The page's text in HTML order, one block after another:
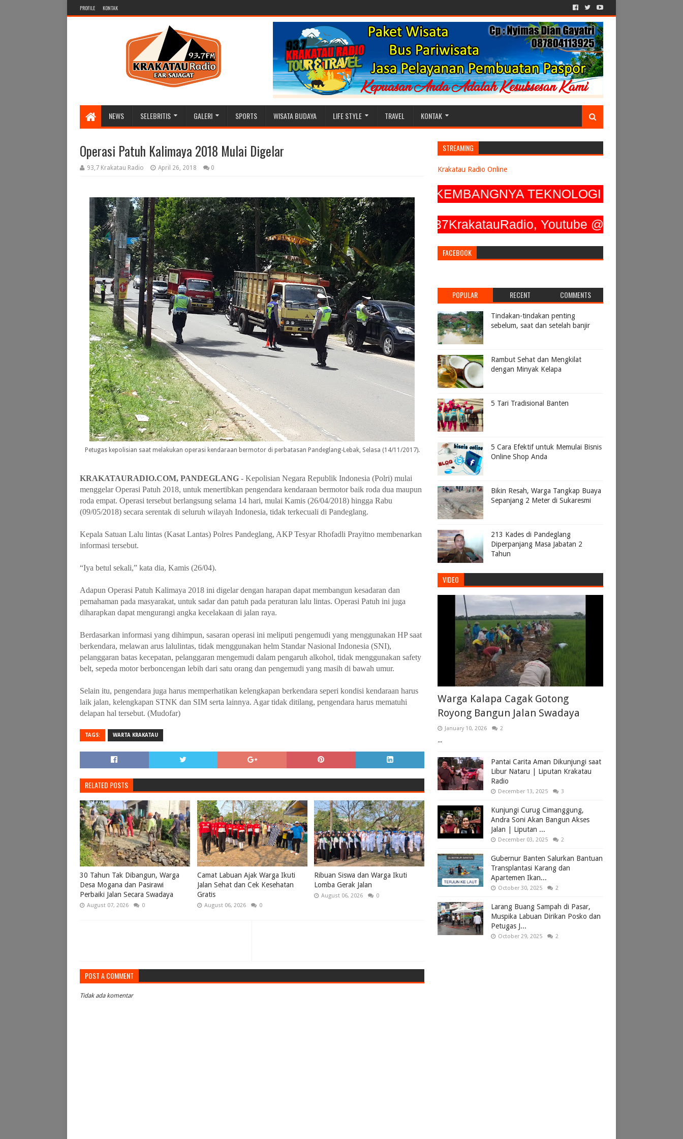
PROFILE KONTAK
NEWS SELEBRITIS GALERI SPORTS WISATA BUDAYA LIFE STYLE TRAVEL KONTAK
Operasi Patuh Kalimaya 2018 Mulai Digelar
93,7 Krakatau Radio April 26, 2018 0
Petugas kepolisian saat melakukan operasi kendaraan bermotor di perbatasan Pandeglang-Lebak, Selasa (14/11/2017).
KRAKATAURADIO.COM, PANDEGLANG - Kepolisian Negara Republik Indonesia (Polri) mulai
menggelar Operasi Patuh 2018, untuk menertibkan pengendara kendaraan bermotor baik roda dua maupun
roda empat. Operasi tersebut berlangsung selama 14 hari, mulai Kamis (26/04/2018) hingga Rabu
(09/05/2018) secara serentak di seluruh wilayah Indonesia, tidak terkecuali di Pandeglang.
Kepala Satuan Lalu lintas (Kasat Lantas) Polres Pandeglang, AKP Tesyar Rhofadli Prayitno membenarkan
informasi tersebut.
“Iya betul sekali,” kata dia, Kamis (26/04).
Adapun Operasi Patuh Kalimaya 2018 ini digelar dengan harapan dapat membangun kesadaran dan
pemahaman pada masyarakat, untuk sadar dan patuh pada peraturan lalu lintas. Operasi Patuh ini juga
diharapkan dapat mengurangi angka kecelakaan di jalan raya.
Berdasarkan informasi yang dihimpun, sasaran operasi ini meliputi pengemudi yang menggunakan HP saat
berkendara, melawan arus lalulintas, tidak menggunakan helm Standar Nasional Indonesia (SNI),
pelanggaran batas kecepatan, pelanggaran mengemudi dalam pengaruh alkohol, tidak menggunakan safety
belt, sepeda motor berboncengan lebih dari satu orang dan pengemudi yang masih di bawah umur.
Selain itu, pengendara juga harus memperhatikan kelengkapan berkendara seperi kondisi kendaraan harus
laik jalan, kelengkapan STNK dan SIM serta lainnya. Agar tidak ditilang, pengendara harus mematuhi
delapan hal tersebut. (Mudofar)
TAGS: WARTA KRAKATAU
RELATED POSTS
30 Tahun Tak Dibangun, Warga
Desa Mogana dan Pasirawi
Perbaiki Jalan Secara Swadaya
August 07, 2026 0
Camat Labuan Ajak Warga Ikuti
Jalan Sehat dan Cek Kesehatan
Gratis
August 06, 2026 0
Ribuan Siswa dan Warga Ikuti
Lomba Gerak Jalan
August 06, 2026 0
POST A COMMENT
Tidak ada komentar
STREAMING
Krakatau Radio Online
LEBIH DARI SEKEDAR RADIO LOKAL, SEIRING DENGAN BERKEMBANGNYA TEKNOLOGI TERUS
@ 937 Krakatau Radio, ig @ 937_krakatau_radio, Twitter @ 937KrakatauRadio, Youtube @ 93.7 Krakatau
FACEBOOK
POPULAR RECENT COMMENTS
Tindakan-tindakan penting
sebelum, saat dan setelah banjir
Rambut Sehat dan Mengkilat
dengan Minyak Kelapa
5 Tari Tradisional Banten
5 Cara Efektif untuk Memulai Bisnis
Online Shop Anda
Bikin Resah, Warga Tangkap Buaya
Sepanjang 2 Meter di Sukaresmi
213 Kades di Pandeglang
Diperpanjang Masa Jabatan 2
Tahun
VIDEO
Warga Kalapa Cagak Gotong
Royong Bangun Jalan Swadaya
January 10, 2026 2
...
Pantai Carita Aman Dikunjungi saat
Libur Nataru | Liputan Krakatau
Radio
December 13, 2025 3
Kunjungi Curug Cimanggung,
Andra Soni Akan Bangun Akses
Jalan | Liputan ...
December 03, 2025 2
Gubernur Banten Salurkan Bantuan
Transplantasi Karang dan
Apartemen Ikan...
October 30, 2025 2
Larang Buang Sampah di Pasar,
Muspika Labuan Dirikan Posko dan
Petugas J...
October 29, 2025 2